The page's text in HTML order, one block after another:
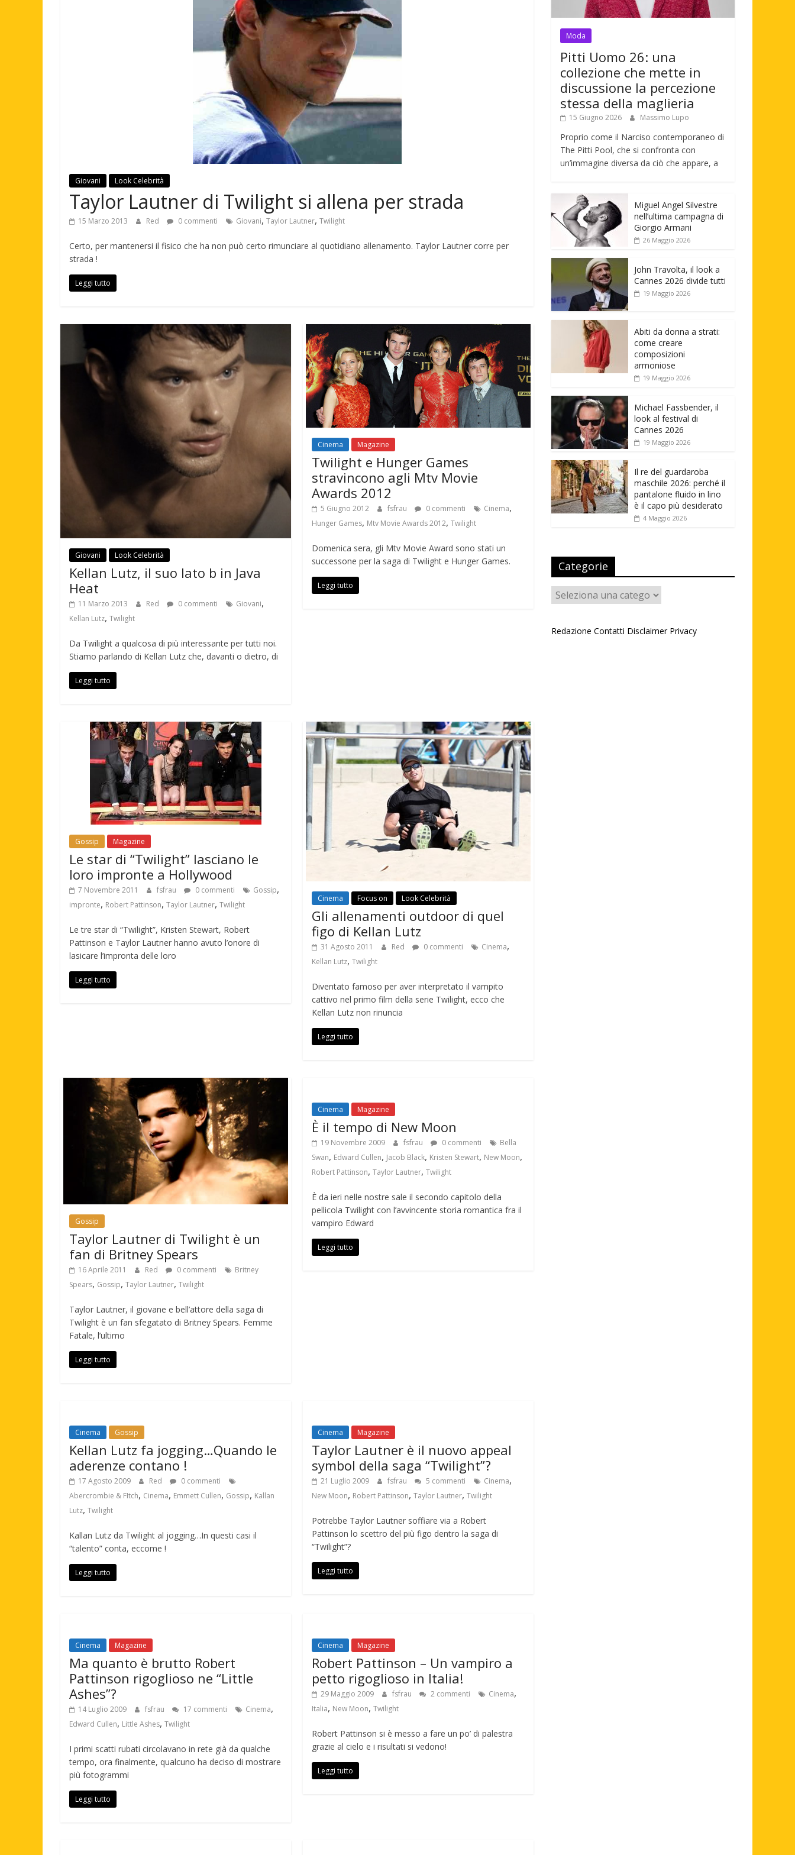
Giovani Look Celebrità
Taylor Lautner di Twilight si allena per strada
15 Marzo 2013 Red 0 commenti Giovani, Taylor Lautner, Twilight
Certo, per mantenersi il fisico che ha non può certo rimunciare al quotidiano allenamento. Taylor Lautner corre per
strada !
Leggi tutto
Giovani Look Celebrità
Kellan Lutz, il suo lato b in Java
Heat
11 Marzo 2013 Red 0 commenti Giovani,
Kellan Lutz, Twilight
Da Twilight a qualcosa di più interessante per tutti noi.
Stiamo parlando di Kellan Lutz che, davanti o dietro, di
Leggi tutto
Cinema Magazine
Twilight e Hunger Games
stravincono agli Mtv Movie
Awards 2012
5 Giugno 2012 fsfrau 0 commenti Cinema,
Hunger Games, Mtv Movie Awards 2012,Twilight
Domenica sera, gli Mtv Movie Award sono stati un
successone per la saga di Twilight e Hunger Games.
Leggi tutto
Gossip Magazine
Le star di “Twilight” lasciano le
loro impronte a Hollywood
7 Novembre 2011 fsfrau 0 commenti Gossip,
impronte, Robert Pattinson, Taylor Lautner, Twilight
Le tre star di “Twilight”, Kristen Stewart, Robert
Pattinson e Taylor Lautner hanno avuto l’onore di
lasicare l’impronta delle loro
Leggi tutto
Cinema Focus on Look Celebrità
Gli allenamenti outdoor di quel
figo di Kellan Lutz
31 Agosto 2011 Red 0 commenti Cinema,
Kellan Lutz,Twilight
Diventato famoso per aver interpretato il vampito
cattivo nel primo film della serie Twilight, ecco che
Kellan Lutz non rinuncia
Leggi tutto
Gossip
Taylor Lautner di Twilight è un
fan di Britney Spears
16 Aprile 2011 Red 0 commenti
Britney
Spears, Gossip, Taylor Lautner, Twilight
Taylor Lautner, il giovane e bell’attore della saga di
Twilight è un fan sfegatato di Britney Spears. Femme
Fatale, l’ultimo
Leggi tutto
Cinema Magazine
È il tempo di New Moon
19 Novembre 2009 fsfrau 0 commenti
Bella
Swan, Edward Cullen, Jacob Black, Kristen Stewart, New Moon,
Robert Pattinson,Taylor Lautner,Twilight
È da ieri nelle nostre sale il secondo capitolo della
pellicola Twilight con l’avvincente storia romantica fra il
vampiro Edward
Leggi tutto
Cinema Gossip
Kellan Lutz fa jogging…Quando le
aderenze contano !
17 Agosto 2009 Red
0 commenti
Abercrombie & FItch, Cinema, Emmett Cullen, Gossip, Kallan
Lutz, Twilight
Kallan Lutz da Twilight al jogging…In questi casi il
“talento” conta, eccome !
Leggi tutto
Cinema Magazine
Taylor Lautner è il nuovo appeal
symbol della saga “Twilight”?
21 Luglio 2009 fsfrau 5 commenti Cinema,
New Moon, Robert Pattinson,Taylor Lautner,Twilight
Potrebbe Taylor Lautner soffiare via a Robert
Pattinson lo scettro del più figo dentro la saga di
“Twilight”?
Leggi tutto
Cinema Magazine
Ma quanto è brutto Robert
Pattinson rigoglioso ne “Little
Ashes”?
14 Luglio 2009 fsfrau 17 commenti Cinema,
Edward Cullen, Little Ashes, Twilight
I primi scatti rubati circolavano in rete già da qualche
tempo, ora finalmente, qualcuno ha deciso di mostrare
più fotogrammi
Leggi tutto
Cinema Magazine
Robert Pattinson – Un vampiro a
petto rigoglioso in Italia!
29 Maggio 2009 fsfrau 2 commenti Cinema,
Italia, New Moon,Twilight
Robert Pattinson si è messo a fare un po’ di palestra
grazie al cielo e i risultati si vedono!
Leggi tutto
Moda
Pitti Uomo 26: una
collezione che mette in
discussione la percezione
stessa della maglieria
15 Giugno 2026 Massimo Lupo
Proprio come il Narciso contemporaneo di
The Pitti Pool, che si confronta con
un’immagine diversa da ciò che appare, a
Miguel Angel Silvestre
nell’ultima campagna di
Giorgio Armani
26 Maggio 2026
John Travolta, il look a
Cannes 2026 divide tutti
19 Maggio 2026
Abiti da donna a strati:
come creare
composizioni
armoniose
19 Maggio 2026
Michael Fassbender, il
look al festival di
Cannes 2026
19 Maggio 2026
Il re del guardaroba
maschile 2026: perché il
pantalone fluido in lino
è il capo più desiderato
4 Maggio 2026
Categorie
Categorie
Redazione Contatti Disclaimer Privacy